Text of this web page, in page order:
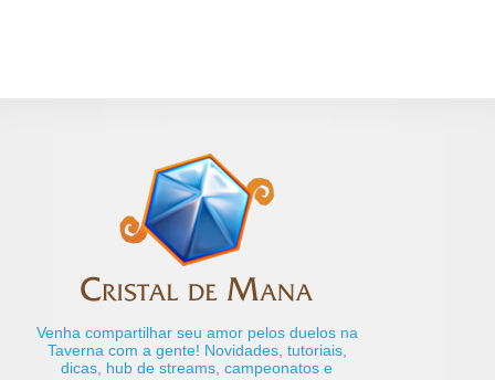
Venha compartilhar seu amor pelos duelos na
Taverna com a gente! Novidades, tutoriais,
dicas, hub de streams, campeonatos e